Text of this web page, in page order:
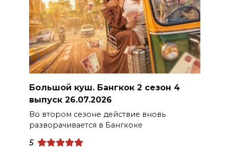
Большой куш. Бангкок 2 сезон 4
выпуск 26.07.2026
Во втором сезоне действие вновь
разворачивается в Бангкоке
5